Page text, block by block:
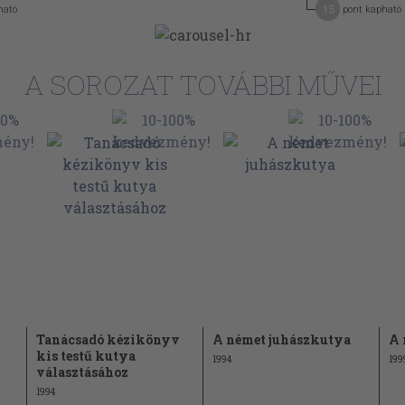
pont kapható
A SOROZAT TOVÁBBI MŰVEI
Tanácsadó kézikönyv
kis testű kutya
választásához
1994
A német juhászkutya
1994
A